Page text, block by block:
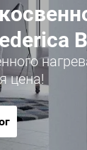
цена!